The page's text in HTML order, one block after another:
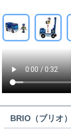
BRIO（ブリオ